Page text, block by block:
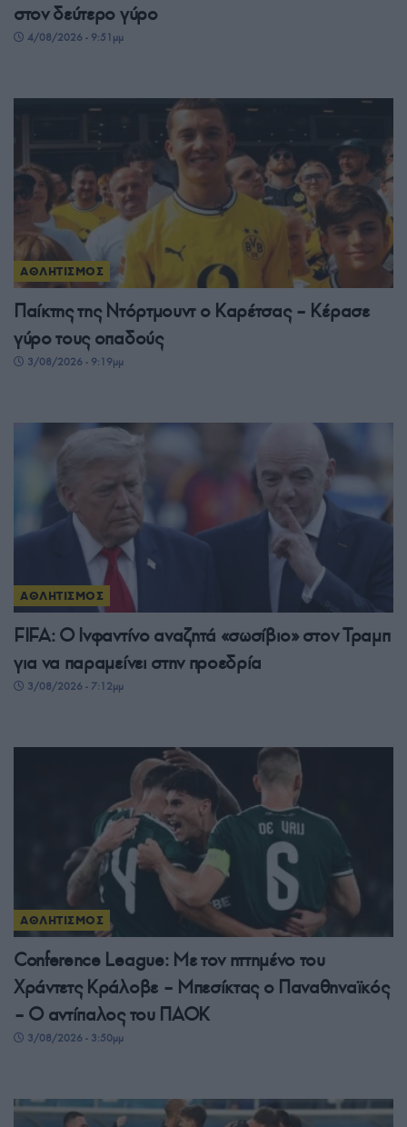
στον δεύτερο γύρο
4/08/2026 - 9:51μμ
ΑΘΛΗΤΙΣΜΟΣ
Παίκτης της Ντόρτμουντ ο Καρέτσας – Κέρασε
γύρο τους οπαδούς
3/08/2026 - 9:19μμ
ΑΘΛΗΤΙΣΜΟΣ
FIFA: Ο Ινφαντίνο αναζητά «σωσίβιο» στον Τραμπ
για να παραμείνει στην προεδρία
3/08/2026 - 7:12μμ
ΑΘΛΗΤΙΣΜΟΣ
Conference League: Με τον ηττημένο του
Χράντετς Κράλοβε – Μπεσίκτας ο Παναθηναϊκός
– Ο αντίπαλος του ΠΑΟΚ
3/08/2026 - 3:50μμ